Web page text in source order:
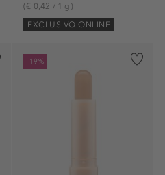
(€ 0,42 / 1 g)
EXCLUSIVO ONLINE
-19%